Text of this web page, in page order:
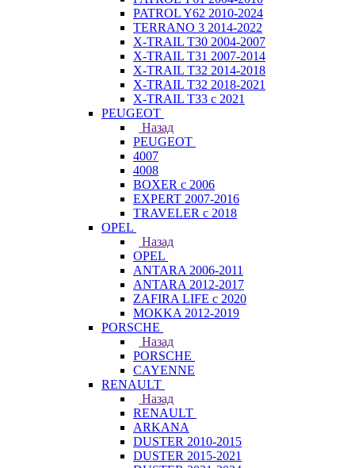
PATROL Y62 2010-2024
TERRANO 3 2014-2022
X-TRAIL T30 2004-2007
X-TRAIL T31 2007-2014
X-TRAIL T32 2014-2018
X-TRAIL T32 2018-2021
X-TRAIL T33 с 2021
PEUGEOT
Назад
PEUGEOT
4007
4008
BOXER с 2006
EXPERT 2007-2016
TRAVELER с 2018
OPEL
Назад
OPEL
ANTARA 2006-2011
ANTARA 2012-2017
ZAFIRA LIFE с 2020
MOKKA 2012-2019
PORSCHE
Назад
PORSCHE
CAYENNE
RENAULT
Назад
RENAULT
ARKANA
DUSTER 2010-2015
DUSTER 2015-2021